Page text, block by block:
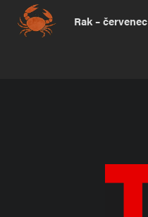
Rak – červenec